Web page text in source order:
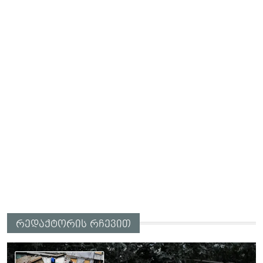
რედაქტორის რჩევით